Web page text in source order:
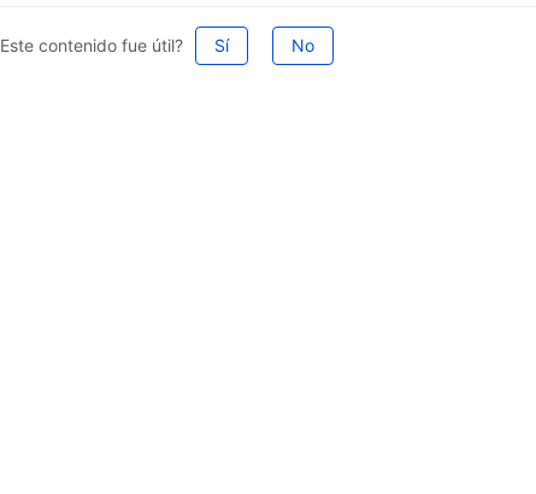
Este contenido fue útil? Sí No